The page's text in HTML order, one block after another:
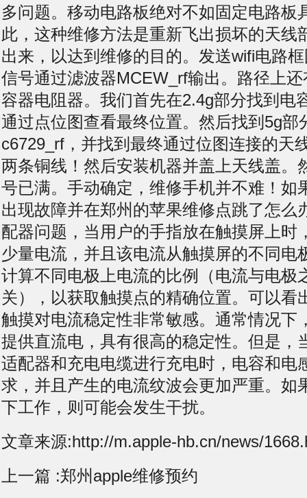
多问题。移动电路板绝对不如固定电路板
此，这种维修方法是重新飞出损坏的天线
出来，以达到维修的目的。发送wifi电路
信号通过滤波器MCEW_rf输出。路径上
容器电阻器。我们首先在2.4g部分找到电
通过点位图查看最终位置。然后找到5g部
c6729_rf，并找到最终通过位图连接的天
两条铜线！然后安装机器并盖上天线盖。
号已满。手动确定，维修手机并不难！如
出现故障并在郑州的苹果维修点跳了怎么
配器问题，当用户的手指放在触摸屏上时
少量电流，并且该电流从触摸屏的不同电
计算不同电极上电流的比例（电流与电极
关），以获取触摸点的精确位置。可以看
触摸对电流稳定性非常敏感。通常情况下
提供直流电，具有很高的稳定性。但是，
适配器和充电电缆进行充电时，电容和电
求，并且产生的电流纹波会更加严重。如
下工作，则可能会发生干扰。
文章来源:http://m.apple-hb.cn/news/
上一篇 :郑州apple维修预约